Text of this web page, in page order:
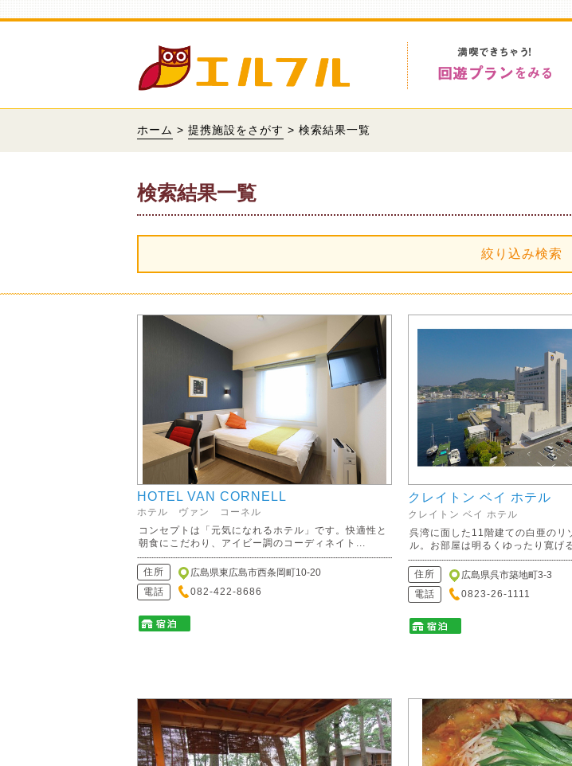
ホーム > 提携施設をさがす > 検索結果一覧
検索結果一覧
絞り込み検索
HOTEL VAN CORNELL
ホテル ヴァン コーネル
コンセプトは「元気になれるホテル」です。快適性と
朝食にこだわり、アイビー調のコーディネイト...
住所
広島県東広島市西条岡町10-20
電話
082-422-8686
クレイトン ベイ ホテル
クレイトン ベイ ホテル
呉湾に面した11階建ての白亜のリ
ル。お部屋は明るくゆったり寛げ
住所
広島県呉市築地町3-3
電話
0823-26-1111